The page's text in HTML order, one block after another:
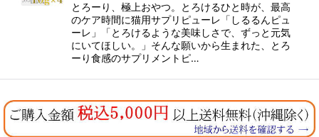
とろーり、極上おやつ。とろけるひと時が、最高
のケア時間に猫用サプリピューレ「しるるんピュ
ーレ」「とろけるような美味しさで、ずっと元気
にいてほしい。」そんな願いから生まれた、とろ
ーり食感のサプリメントピ…